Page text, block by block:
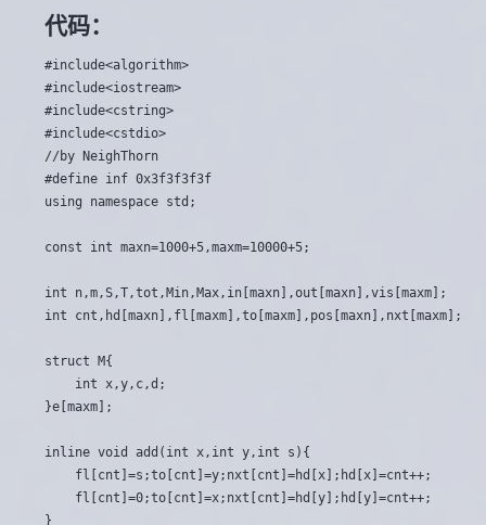
代码：
#include<algorithm>
#include<iostream>
#include<cstring>
#include<cstdio>
//by NeighThorn
#define inf 0x3f3f3f3f
using namespace std;
const int maxn=1000+5,maxm=10000+5;
int n,m,S,T,tot,Min,Max,in[maxn],out[maxn],vis[maxm];
int cnt,hd[maxn],fl[maxm],to[maxm],pos[maxn],nxt[maxm];
struct M{
}e[maxm];
inline void add(int x,int y,int s){
}